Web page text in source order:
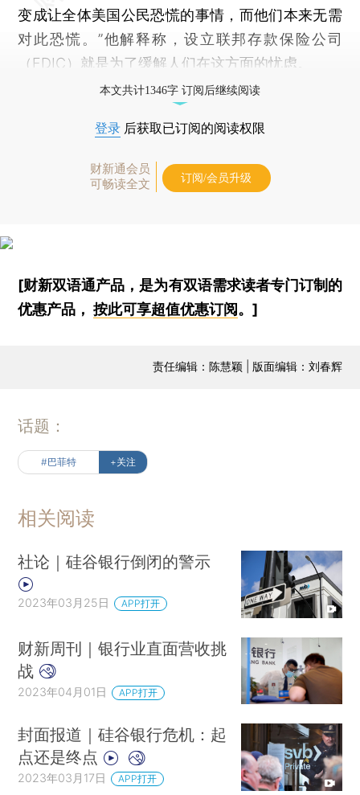
变成让全体美国公民恐慌的事情，而他们本来无需
对此恐慌。”他解释称，设立联邦存款保险公司
（FDIC）就是为了缓解人们在这方面的忧虑。
本文共计1346字 订阅后继续阅读
登录 后获取已订阅的阅读权限
财新通会员
可畅读全文
订阅/会员升级
[财新双语通产品，是为有双语需求读者专门订制的
优惠产品，按此可享超值优惠订阅。]
责任编辑：陈慧颖 | 版面编辑：刘春辉
话题：
#巴菲特 +关注
相关阅读
社论｜硅谷银行倒闭的警示
2023年03月25日 APP打开
财新周刊｜银行业直面营收挑
战
2023年04月01日 APP打开
封面报道｜硅谷银行危机：起
点还是终点
2023年03月17日 APP打开